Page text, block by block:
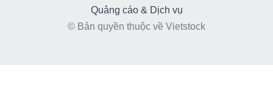
Quảng cáo & Dịch vụ
© Bản quyền thuộc về Vietstock